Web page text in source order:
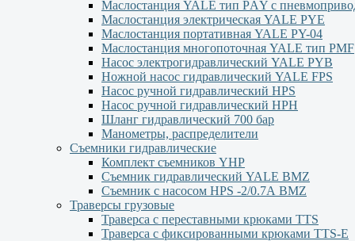
Маслостанция YALE тип PАY с
Маслостанция электрическая YALE PYЕ
Маслостанция портативная YALE PY-04
Маслостанция многопоточная YALE тип PMF
Насос электрогидравлический YALE PYB
Ножной насос гидравлический YALE FPS
Насос ручной гидравлический HPS
Насос ручной гидравлический HPН
Шланг гидравлический 700 бар
Манометры, распределители
Съемники гидравлические
Комплект съемников YHP
Съемник гидравлический YALE BMZ
Съемник с насосом HPS -2/0.7А BMZ
Траверсы грузовые
Траверса с переставными крюками TTS
Траверса с фиксированными крюками TTS-Е